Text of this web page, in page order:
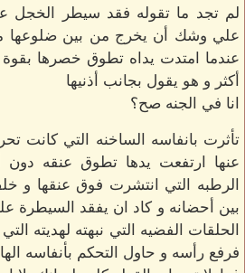
لم تجد ما تقوله فقد سيطر الخجل
علي وشك أن يخرج من بين ضلوعها
عندما امتدت يداه تطوق خصرها
أكثر و هو يقول بجانب أذنيها
انا في الجنه صح؟
تأثرت بانفاسه الساخنه التي كانت
عنها ارتفعت يدها تطوق عنقه دون
الرطبه التي انتشرت فوق عنقها و
بين أحضانه و كاد ان يفقد السيطرة
الحلقات الفضيه التي نبهته لهديته
فرفع رأسه و حاول التحكم بأنفاسه